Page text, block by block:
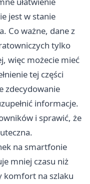
jest w stanie
Co ważne, dane z
tylko
więc możecie mieć
tej części
zdecydowanie
informacje.
i sprawić, że
na smartfonie
mniej czasu niż
komfort na szlaku